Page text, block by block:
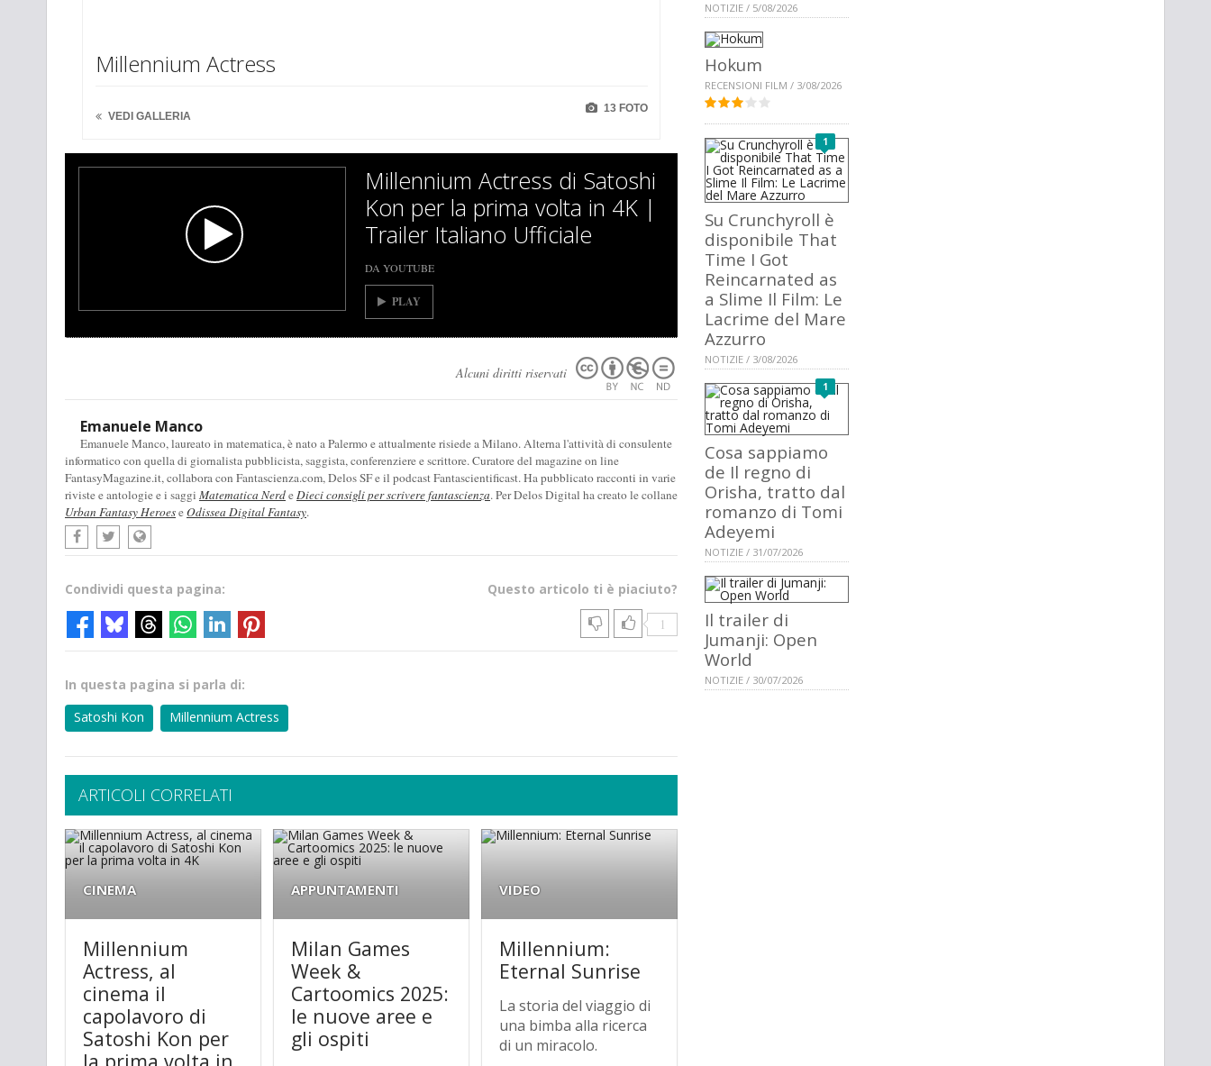
Millennium Actress
VEDI GALLERIA
13 FOTO
Millennium Actress di Satoshi
Kon per la prima volta in 4K |
Trailer Italiano Ufficiale
DA YOUTUBE
PLAY
Alcuni diritti riservati
Emanuele Manco
Emanuele Manco, laureato in matematica, è nato a Palermo e attualmente risiede a Milano. Alterna l'attività di consulente
informatico con quella di giornalista pubblicista, saggista, conferenziere e scrittore. Curatore del magazine on line
FantasyMagazine.it, collabora con Fantascienza.com, Delos SF e il podcast Fantascientificast. Ha pubblicato racconti in varie
riviste e antologie e i saggi Matematica NerdeDieci consigli per scrivere fantascienza. Per Delos Digital ha creato le collane
Urban Fantasy HeroeseOdissea Digital Fantasy.
Questo articolo ti è piaciuto?
1
Condividi questa pagina:
In questa pagina si parla di:
Satoshi Kon
Millennium Actress
ARTICOLI CORRELATI
CINEMA
Millennium
Actress, al
cinema il
capolavoro di
Satoshi Kon per
APPUNTAMENTI
Milan Games
Week &
Cartoomics 2025:
le nuove aree e
gli ospiti
VIDEO
Millennium:
Eternal Sunrise
La storia del viaggio di
una bimba alla ricerca
di un miracolo.
NOTIZIE / 5/08/2026
Hokum
RECENSIONI FILM / 3/08/2026
1
Su Crunchyroll è
disponibile That
Time I Got
Reincarnated as
a Slime Il Film: Le
Lacrime del Mare
Azzurro
NOTIZIE / 3/08/2026
1
Cosa sappiamo
de Il regno di
Orisha, tratto dal
romanzo di Tomi
Adeyemi
NOTIZIE / 31/07/2026
Il trailer di
Jumanji: Open
World
NOTIZIE / 30/07/2026